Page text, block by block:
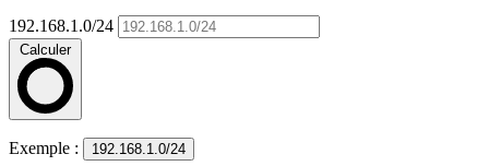
192.168.1.0/24
Calculer
Exemple : 192.168.1.0/24